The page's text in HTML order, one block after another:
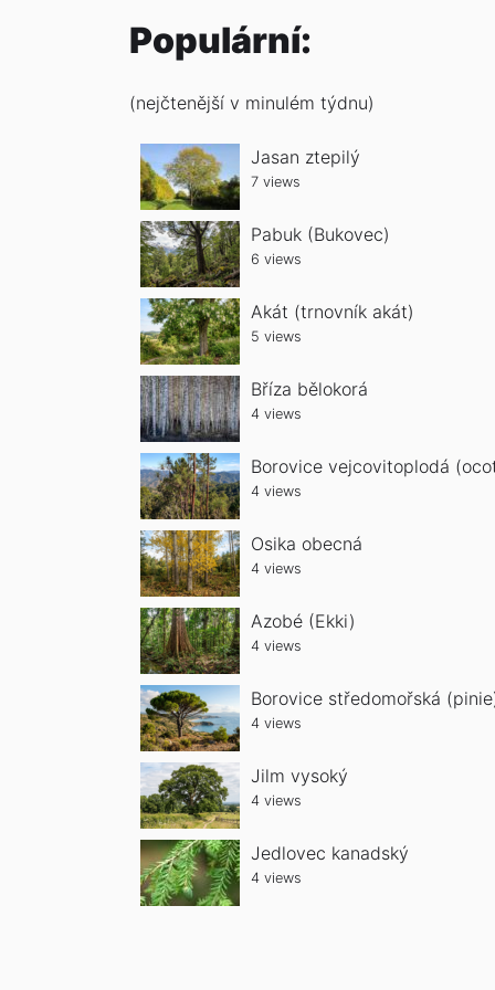
Populární:
(nejčtenější v minulém týdnu)
Jasan ztepilý
7 views
Pabuk (Bukovec)
6 views
Akát (trnovník akát)
5 views
Bříza bělokorá
4 views
Borovice vejcovitoplodá
4 views
Osika obecná
4 views
Azobé (Ekki)
4 views
Borovice středomořská
4 views
Jilm vysoký
4 views
Jedlovec kanadský
4 views